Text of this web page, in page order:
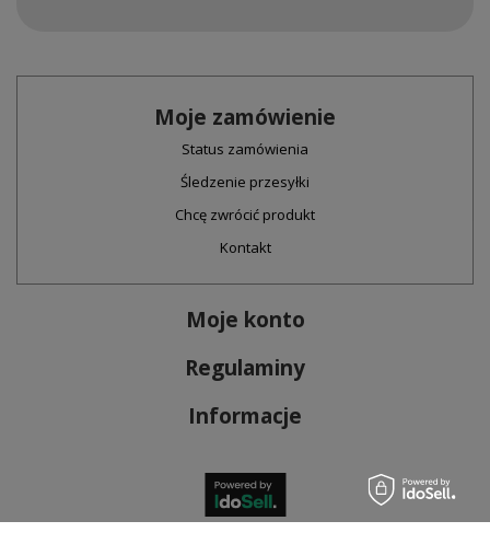
Moje zamówienie
Status zamówienia
Śledzenie przesyłki
Chcę zwrócić produkt
Kontakt
Moje konto
Regulaminy
Informacje